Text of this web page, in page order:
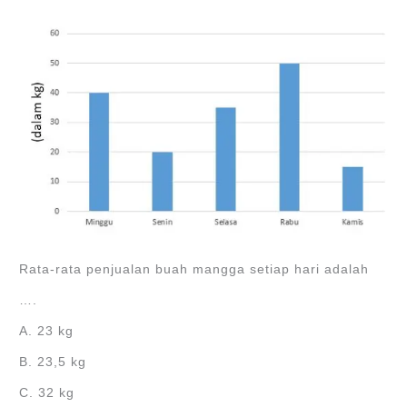
Rata-rata penjualan buah mangga setiap hari adalah
….
A. 23 kg
B. 23,5 kg
C. 32 kg